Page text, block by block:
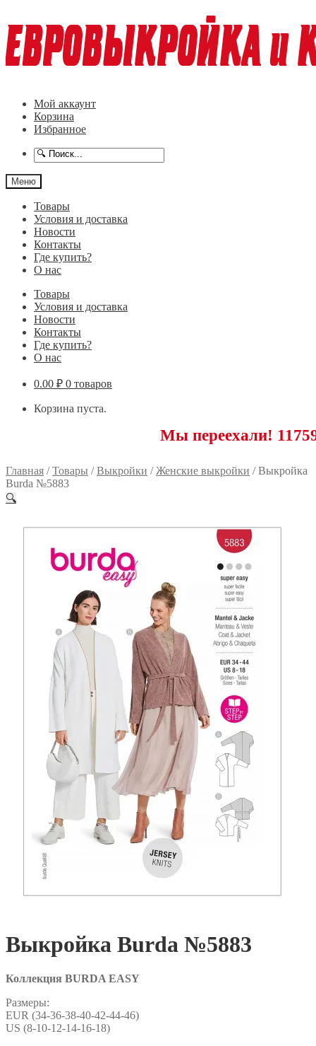
к
навигации
к
содержимому
Мой аккаунт
Корзина
Избранное
Меню
Товары
Условия и доставка
Новости
Контакты
Где купить?
О нас
Товары
Условия и доставка
Новости
Контакты
Где купить?
О нас
0.00 ₽ 0 товаров
Корзина пуста.
Мы переехали! 117593
Главная /Товары /Выкройки /Женские выкройки /Выкройка
Burda №5883
🔍
Выкройка Burda №5883
Коллекция BURDA EASY
Размеры:
EUR (34-36-38-40-42-44-46)
US (8-10-12-14-16-18)